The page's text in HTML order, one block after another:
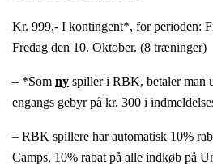
Kr. 999,- I kontingent*, for perioden:
Fredag den 10. Oktober. (8 træninger)
– *Som ny spiller i RBK, betaler man
engangs gebyr på kr. 300 i
– RBK spillere har automatisk 10%
Camps, 10% rabat på alle indkøb på